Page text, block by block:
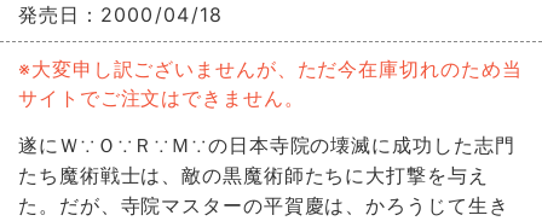
発売日： 2000/04/18
※大変申し訳ございませんが、ただ今在庫切れのため当
サイトでご注文はできません。
遂にＷ∵Ｏ∵Ｒ∵Ｍ∵の日本寺院の壊滅に成功した志門
たち魔術戦士は、敵の黒魔術師たちに大打撃を与え
た。だが、寺院マスターの平賀慶は、かろうじて生き